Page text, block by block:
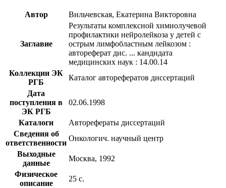
Автор Вильчевская, Екатерина Викторовна
Заглавие
Результаты комплексной химиолучевой
профилактики нейролейкоза у детей с
острым лимфобластным лейкозом :
автореферат дис. ... кандидата
медицинских наук : 14.00.14
Коллекции ЭК
РГБ
Каталог авторефератов диссертаций
Дата
поступления в
ЭК РГБ
02.06.1998
Каталоги
Авторефераты диссертаций
Сведения об
ответственности
Онкологич. научный центр
Выходные
данные
Москва, 1992
Физическое
описание
25 с.